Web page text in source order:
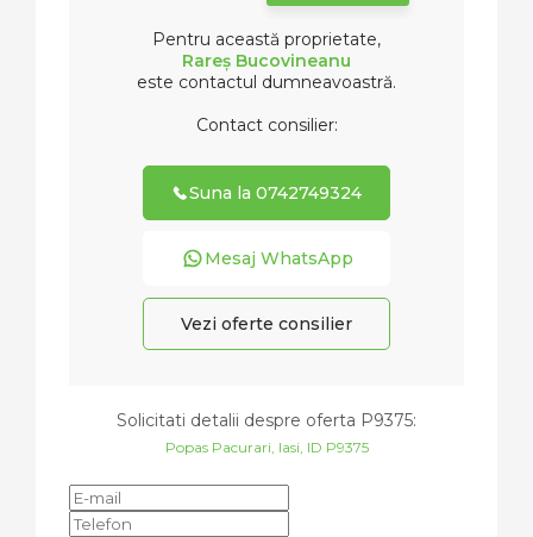
Pentru această proprietate,
Rareș Bucovineanu
este contactul dumneavoastră.
Contact consilier:
Suna la 0742749324
Mesaj WhatsApp
Vezi oferte consilier
Solicitati detalii despre oferta P9375:
Popas Pacurari, Iasi, ID P9375